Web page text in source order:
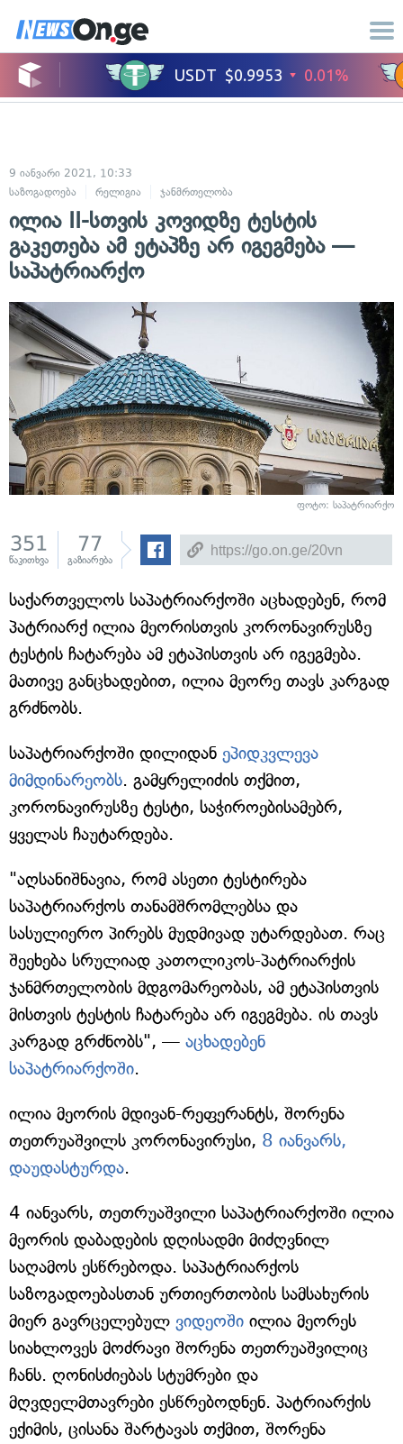
9 იანვარი 2021, 10:33
საზოგადოება
რელიგია ჯანმრთელობა
ილია II-სთვის კოვიდზე ტესტის
გაკეთება ამ ეტაპზე არ იგეგმება —
საპატრიარქო
ფოტო: საპატრიარქო
351
წაკითხვა
77
გაზიარება
საქართველოს საპატრიარქოში აცხადებენ, რომ
პატრიარქ ილია მეორისთვის კორონავირუსზე
ტესტის ჩატარება ამ ეტაპისთვის არ იგეგმება.
მათივე განცხადებით, ილია მეორე თავს კარგად
გრძნობს.
საპატრიარქოში დილიდან ეპიდკვლევა
მიმდინარეობს. გამყრელიძის თქმით,
კორონავირუსზე ტესტი, საჭიროებისამებრ,
ყველას ჩაუტარდება.
"აღსანიშნავია, რომ ასეთი ტესტირება
საპატრიარქოს თანამშრომლებსა და
სასულიერო პირებს მუდმივად უტარდებათ. რაც
შეეხება სრულიად კათოლიკოს-პატრიარქის
ჯანმრთელობის მდგომარეობას, ამ ეტაპისთვის
მისთვის ტესტის ჩატარება არ იგეგმება. ის თავს
კარგად გრძნობს", — აცხადებენ
საპატრიარქოში.
ილია მეორის მდივან-რეფერანტს, შორენა
თეთრუაშვილს კორონავირუსი, 8 იანვარს,
დაუდასტურდა.
4 იანვარს, თეთრუაშვილი საპატრიარქოში ილია
მეორის დაბადების დღისადმი მიძღვნილ
საღამოს ესწრებოდა. საპატრიარქოს
საზოგადოებასთან ურთიერთობის სამსახურის
მიერ გავრცელებულ ვიდეოში ილია მეორეს
სიახლოვეს მოძრავი შორენა თეთრუაშვილიც
ჩანს. ღონისძიებას სტუმრები და
მღვდელმთავრები ესწრებოდნენ. პატრიარქის
ექიმის, ცისანა შარტავას თქმით, შორენა